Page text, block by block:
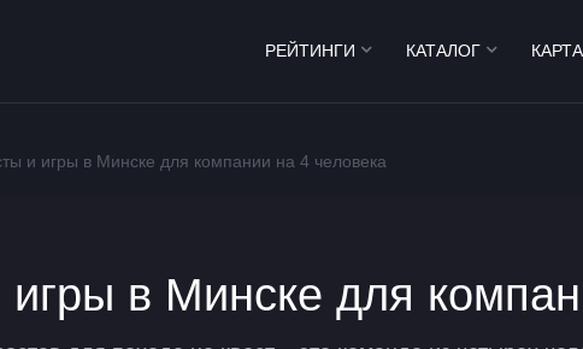
РЕЙТИНГИ КАТАЛОГ КАРТА
и игры в Минске для компании на 4 человека
игры в Минске для